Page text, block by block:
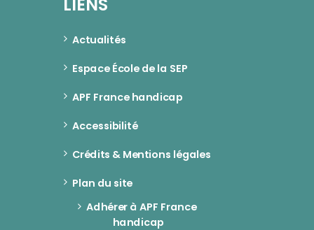
Actualités
Espace École de la SEP
APF France handicap
Accessibilité
Crédits & Mentions légales
Plan du site
Adhérer à APF France
handicap